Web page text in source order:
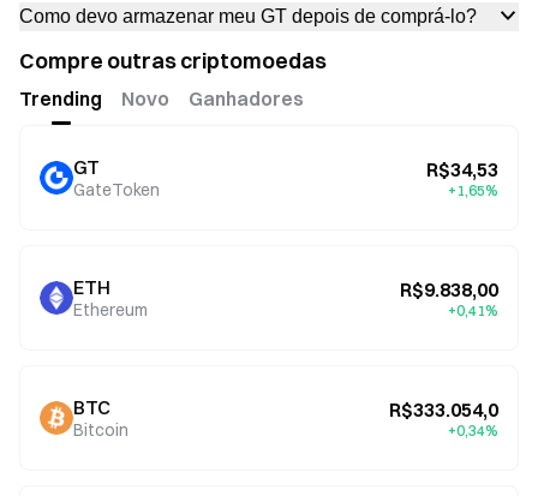
Como devo armazenar meu GT depois de comprá-lo?
Compre outras criptomoedas
Trending Novo Ganhadores
GT
GateToken
R$34,53
+1,65%
ETH
Ethereum
R$9.838,00
+0,41%
BTC
Bitcoin
R$333.054,0
+0,34%